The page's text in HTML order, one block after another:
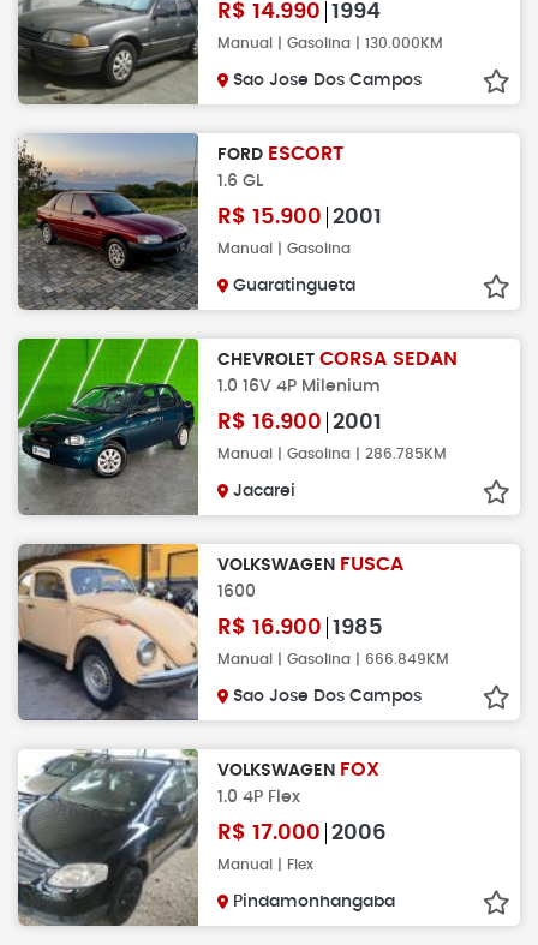
R$ 14.990 1994
Manual | Gasolina | 130.000KM
Sao Jose Dos Campos
FORD ESCORT
1.6 GL
R$ 15.900 2001
Manual | Gasolina
Guaratingueta
CHEVROLET CORSA SEDAN
1.0 16V 4P Milenium
R$ 16.900 2001
Manual | Gasolina | 286.785KM
Jacarei
VOLKSWAGEN FUSCA
1600
R$ 16.900 1985
Manual | Gasolina | 666.849KM
Sao Jose Dos Campos
VOLKSWAGEN FOX
1.0 4P Flex
R$ 17.000 2006
Manual | Flex
Pindamonhangaba